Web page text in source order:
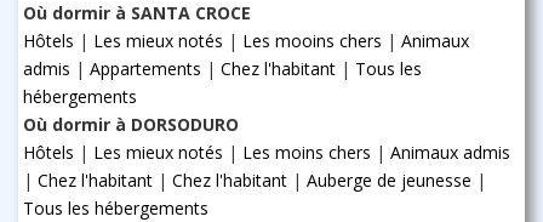
Où dormir à SANTA CROCE
Hôtels | Les mieux notés | Les mooins chers | Animaux
admis | Appartements | Chez l'habitant | Tous les
hébergements
Où dormir à DORSODURO
Hôtels | Les mieux notés | Les moins chers | Animaux admis
| Chez l'habitant | Chez l'habitant | Auberge de jeunesse |
Tous les hébergements